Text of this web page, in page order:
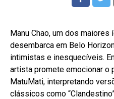
Manu Chao, um dos maiores
desembarca em Belo
intimistas e inesquecíveis.
artista promete emocionar o
MatuMati, interpretando
clássicos como